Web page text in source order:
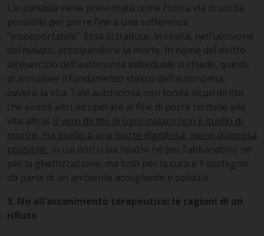
L’eutanasia viene presentata come l’unica via di uscita
possibile per porre fine a una sofferenza
“insopportabile”. Essa si traduce, in realtà, nell’uccisione
del malato, anticipandone la morte. In nome del diritto
all’esercizio dell’autonomia individuale si chiede, quindi,
di annullare il fondamento stesso dell’autonomia,
ovvero la vita. Tale autonomia non fonda alcun diritto
che vincoli altri ad operare al fine di porre termine alla
vita altrui. Il vero diritto di ogni malato non è quello di
morire, ma quello a una morte dignitosa, meno dolorosa
possibile , in cui non ci sia spazio né per l’abbandono né
per la ghettizzazione, ma solo per la cura e il sostegno
da parte di un ambiente accogliente e solidale.
3. No all’accanimento terapeutico: le ragioni di un
rifiuto